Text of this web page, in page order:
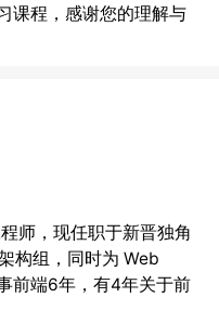
课程，感谢您的理解与
师，现任职于新晋独角
构组，同时为 Web
前端6年，有4年关于前